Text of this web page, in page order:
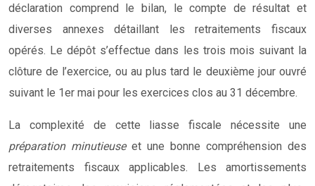
déclaration comprend le bilan, le compte de résultat et
diverses annexes détaillant les retraitements fiscaux
opérés. Le dépôt s’effectue dans les trois mois suivant la
clôture de l’exercice, ou au plus tard le deuxième jour ouvré
suivant le 1er mai pour les exercices clos au 31 décembre.
La complexité de cette liasse fiscale nécessite une
préparation minutieuse et une bonne compréhension des
retraitements fiscaux applicables. Les amortissements